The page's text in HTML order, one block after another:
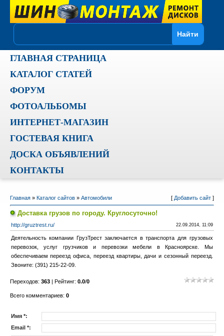
ГЛАВНАЯ СТРАНИЦА
КАТАЛОГ СТАТЕЙ
ФОРУМ
ФОТОАЛЬБОМЫ
ИНТЕРНЕТ-МАГАЗИН
ГОСТЕВАЯ КНИГА
ДОСКА ОБЪЯВЛЕНИЙ
КОНТАКТЫ
Главная» Каталог сайтов» Автомобили [ Добавить сайт]
Доставка грузов по городу. Круглосуточно!
http://gruztrest.ru/ 22.09.2014, 11:09
Деятельность компании ГрузТрест заключается в транспорта для грузовых
перевозок, услуг грузчиков и перевозки мебели в Красноярске. Мы
обеспечиваем переезд офиса, переезд квартиры, дачи и сезонный переезд.
Звоните: (391) 215-22-09.
Переходов: 363| Рейтинг: 0.0/0
Всего комментариев: 0
Имя *:
Email *: